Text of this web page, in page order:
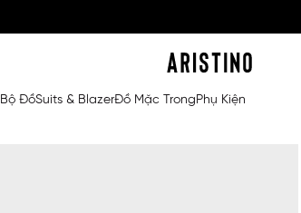
Bộ ĐồSuits & BlazerĐồ Mặc TrongPhụ Kiện